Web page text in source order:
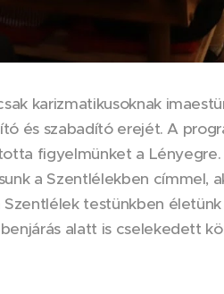
karizmatikusoknak
és szabadító erejét. A
figyelmünket a
a Szentlélekben címmel,
Szentlélek testünkben
alatt is cselekedett